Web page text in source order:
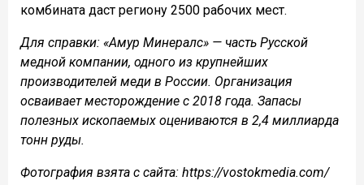
комбината даст региону 2500 рабочих мест.
Для справки: «Амур Минералс» — часть Русской
медной компании, одного из крупнейших
производителей меди в России. Организация
осваивает месторождение с 2018 года. Запасы
полезных ископаемых оцениваются в 2,4 миллиарда
тонн руды.
Фотография взята с сайта: https://vostokmedia.com/